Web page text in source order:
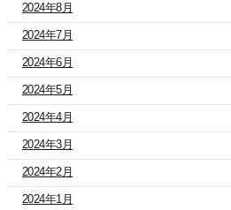
2024年8月
2024年7月
2024年6月
2024年5月
2024年4月
2024年3月
2024年2月
2024年1月